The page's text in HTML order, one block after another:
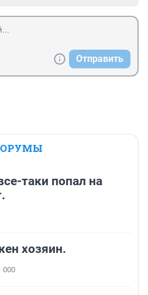
Отправить
таки попал на
хозяин.
000